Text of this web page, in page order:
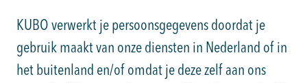
KUBO verwerkt je persoonsgegevens doordat je
gebruik maakt van onze diensten in Nederland of in
het buitenland en/of omdat je deze zelf aan ons